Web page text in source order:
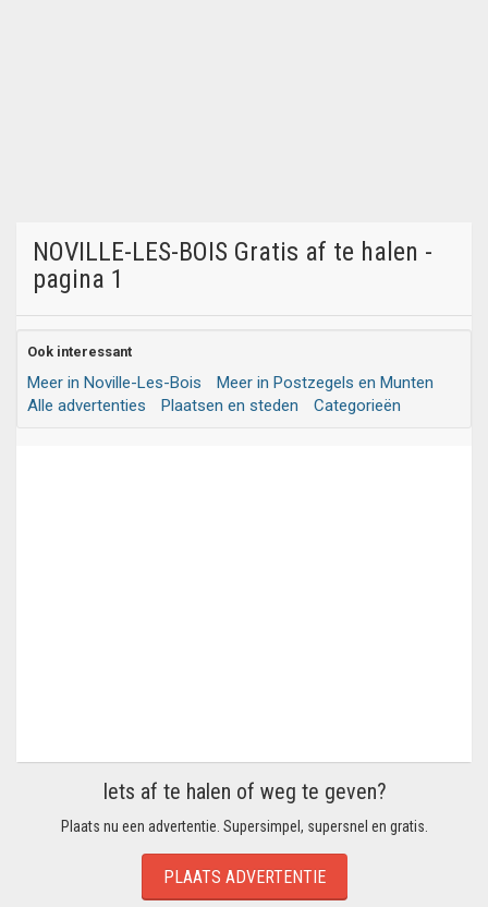
NOVILLE-LES-BOIS Gratis af te halen -
pagina 1
Ook interessant
Meer in Noville-Les-Bois
Meer in Postzegels en Munten
Alle advertenties
Plaatsen en steden Categorieën
Iets af te halen of weg te geven?
Plaats nu een advertentie. Supersimpel, supersnel en gratis.
PLAATS ADVERTENTIE